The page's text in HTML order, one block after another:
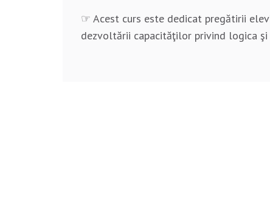
☞ Acest curs este dedicat pregătirii
dezvoltării capacităţilor privind logica